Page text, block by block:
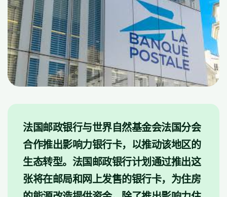
法国邮政银行与世界自然基金会法国分会
合作推出影响力银行卡，以推动该地区的
生态转型。法国邮政银行计划通过推出这
张将在邮局和网上发售的银行卡，为住房